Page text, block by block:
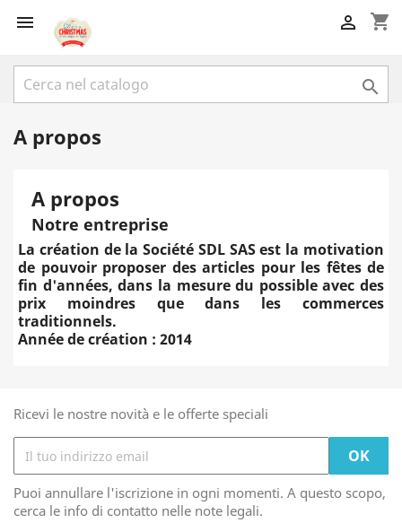
 shopping_cart


A propos
A propos
Notre entreprise
La création de la Société SDL SAS est la motivation
de pouvoir proposer des articles pour les fêtes de
fin d'années, dans la mesure du possible avec des
prix moindres que dans les commerces
traditionnels.
Année de création : 2014
Ricevi le nostre novità e le offerte speciali
Puoi annullare l'iscrizione in ogni momenti. A questo scopo,
cerca le info di contatto nelle note legali.